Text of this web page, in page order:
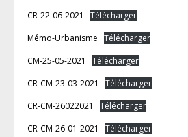
CR-22-06-2021
Télécharger
Mémo-Urbanisme Télécharger
CM-25-05-2021
Télécharger
CR-CM-23-03-2021
Télécharger
CR-CM-26022021
Télécharger
CR-CM-26-01-2021
Télécharger